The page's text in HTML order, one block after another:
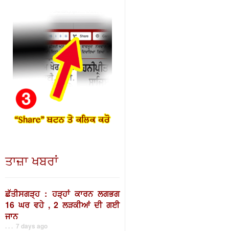
ਤਾਜ਼ਾ ਖਬਰਾਂ
ਛੱਤੀਸਗੜ੍ਹ : ਹੜ੍ਹਾਂ ਕਾਰਨ ਲਗਭਗ
16 ਘਰ ਵਹੇ , 2 ਲੜਕੀਆਂ ਦੀ ਗਈ
ਜਾਨ
. . . 7 days ago